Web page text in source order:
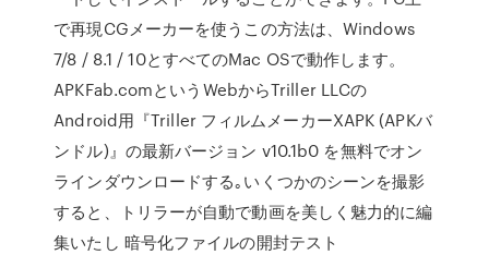
で再現CGメーカーを使うこの方法は、Windows
7/8 / 8.1 / 10とすべてのMac OSで動作します。
APKFab.comというWebからTriller LLCの
Android用『Triller フィルムメーカーXAPK (APKバ
ンドル)』の最新バージョン v10.1b0 を無料でオン
ラインダウンロードする｡いくつかのシーンを撮影
すると、トリラーが自動で動画を美しく魅力的に編
集いたし 暗号化ファイルの開封テスト